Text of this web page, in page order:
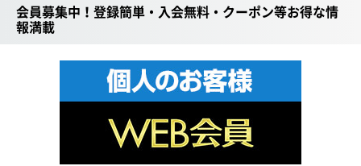
会員募集中！登録簡単・入会無料・クーポン等お得な情
報満載